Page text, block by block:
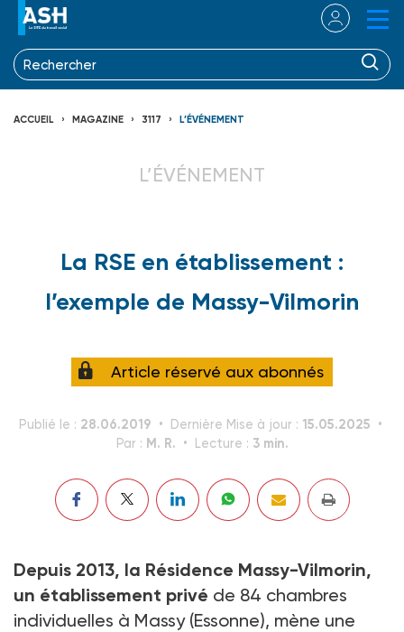
ACCUEIL MAGAZINE 3117 L’ÉVÉNEMENT
L’ÉVÉNEMENT
La RSE en établissement :
l’exemple de Massy-Vilmorin
Article réservé aux abonnés
Publié le : 28.06.2019 Dernière Mise à jour : 15.05.2025
Par : M. R. Lecture : 3 min.
Depuis 2013, la Résidence Massy-Vilmorin,
un établissement privé de 84 chambres
individuelles à Massy (Essonne), mène une